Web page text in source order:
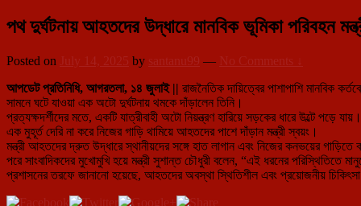
পথ দুর্ঘটনায় আহতদের উদ্ধারে মানবিক ভূমিকা পরিবহন
Posted on July 14, 2025 by santanu99 — No Comments ↓
আপডেট প্রতিনিধি, আগরতলা, ১৪ জুলাই || রাজনৈতিক দায়িত্বের পাশাপাশি মানবিক
সামনে ঘটে যাওয়া এক অটো দুর্ঘটনায় থমকে দাঁড়ালেন তিনি।
প্রত্যক্ষদর্শীদের মতে, একটি যাত্রীবাহী অটো নিয়ন্ত্রণ হারিয়ে সড়কের ধারে উল্টে
এক মুহূর্ত দেরি না করে নিজের গাড়ি থামিয়ে আহতদের পাশে দাঁড়ান মন্ত্রী স্বয়ং।
মন্ত্রী আহতদের দ্রুত উদ্ধারে স্থানীয়দের সঙ্গে হাত লাগান এবং নিজের কনভয়ের
পরে সাংবাদিকদের মুখোমুখি হয়ে মন্ত্রী সুশান্ত চৌধুরী বলেন, “এই ধরনের পরিস্থিতিতে
প্রশাসনের তরফে জানানো হয়েছে, আহতদের অবস্থা স্থিতিশীল এবং প্রয়োজনীয়